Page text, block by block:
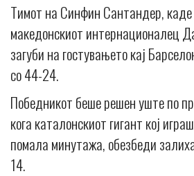
Тимот на Синфин Сантандер,
македонскиот интернационалец
загуби на гостувањето кај
со 44-24.
Победникот беше решен уште по
кога каталонскиот гигант кој
помала минутажа, обезбеди
14.